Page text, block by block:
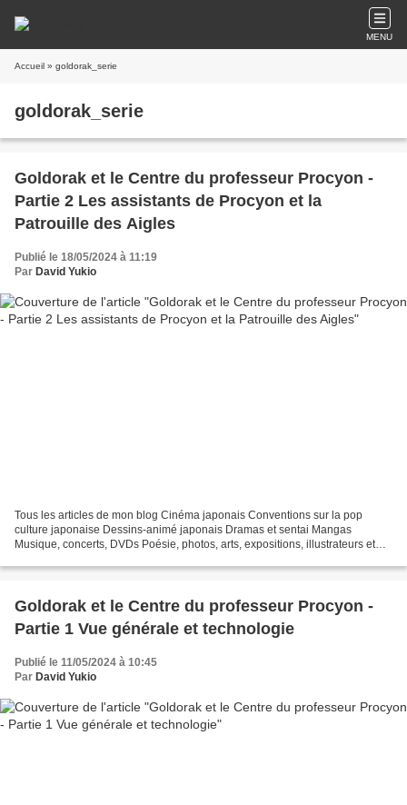
MENU
Accueil » goldorak_serie
goldorak_serie
Goldorak et le Centre du professeur Procyon -
Partie 2 Les assistants de Procyon et la
Patrouille des Aigles
Publié le 18/05/2024 à 11:19
Par David Yukio
Tous les articles de mon blog Cinéma japonais Conventions sur la pop
culture japonaise Dessins-animé japonais Dramas et sentai Mangas
Musique, concerts, DVDs Poésie, photos, arts, expositions, illustrateurs et
Goldorak et le Centre du professeur Procyon -
Partie 1 Vue générale et technologie
Publié le 11/05/2024 à 10:45
Par David Yukio